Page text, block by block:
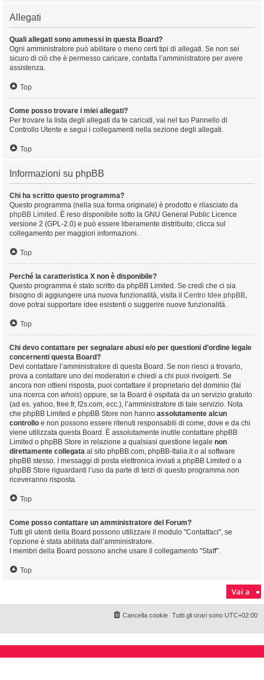
Allegati
Quali allegati sono ammessi in questa Board?
Ogni amministratore può abilitare o meno certi tipi di allegati. Se non sei
sicuro di ciò che è permesso caricare, contatta l’amministratore per avere
assistenza.
Top
Come posso trovare i miei allegati?
Per trovare la lista degli allegati da te caricati, vai nel tuo Pannello di
Controllo Utente e segui i collegamenti nella sezione degli allegati.
Top
Informazioni su phpBB
Chi ha scritto questo programma?
Questo programma (nella sua forma originale) è prodotto e rilasciato da
phpBB Limited . È reso disponibile sotto la GNU General Public Licence
versione 2 (GPL-2.0) e può essere liberamente distribuito; clicca sul
collegamento per maggiori informazioni.
Top
Perché la caratteristica X non è disponibile?
Questo programma è stato scritto da phpBB Limited. Se credi che ci sia
bisogno di aggiungere una nuova funzionalità, visita il Centro Idee phpBB,
dove potrai supportare idee esistenti o suggerire nuove funzionalità.
Top
Chi devo contattare per segnalare abusi e/o per questioni d’ordine legale
concernenti questa Board?
Devi contattare l’amministratore di questa Board. Se non riesci a trovarlo,
prova a contattare uno dei moderatori e chiedi a chi puoi rivolgerti. Se
ancora non ottieni risposta, puoi contattare il proprietario del dominio (fai
una ricerca con whois) oppure, se la Board è ospitata da un servizio gratuito
(ad es. yahoo, free.fr, f2s.com, ecc.), l’amministratore di tale servizio. Nota
che phpBB Limited e phpBB Store non hanno assolutamente alcun
controllo e non possono essere ritenuti responsabili di come, dove e da chi
viene utilizzata questa Board. È assolutamente inutile contattare phpBB
Limited o phpBB Store in relazione a qualsiasi questione legale non
direttamente collegata al sito phpBB.com, phpBB-Italia.it o al software
phpBB stesso. I messaggi di posta elettronica inviati a phpBB Limited o a
phpBB Store riguardanti l’uso da parte di terzi di questo programma non
riceveranno risposta.
Top
Come posso contattare un amministratore del Forum?
Tutti gli utenti della Board possono utilizzare il modulo "Contattaci", se
l’opzione è stata abilitata dall’amministratore.
I membri della Board possono anche usare il collegamento "Staff".
Top
Vai a
Tutti gli orari sono UTC+02:00
Cancella cookie